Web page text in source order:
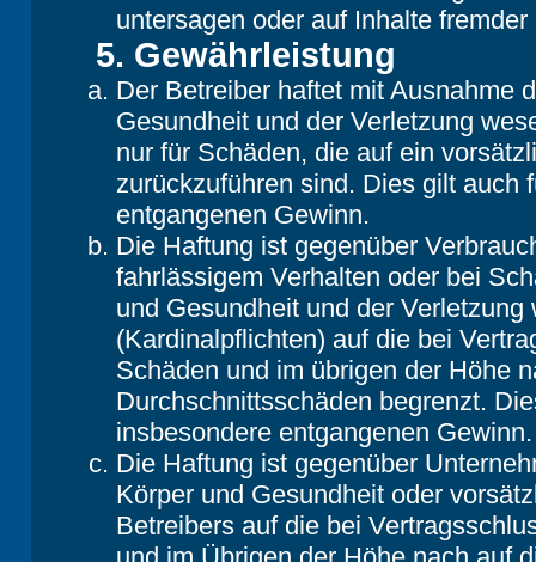
untersagen oder auf Inhalte
5. Gewährleistung
Der Betreiber haftet mit Ausnahme
Gesundheit und der Verletzung
nur für Schäden, die auf ein
zurückzuführen sind. Dies gilt auch
entgangenen Gewinn.
Die Haftung ist gegenüber
fahrlässigem Verhalten oder bei
und Gesundheit und der
(Kardinalpflichten) auf die bei
Schäden und im übrigen der Höhe
Durchschnittsschäden begrenzt.
insbesondere entgangenen Gewinn.
Die Haftung ist gegenüber
Körper und Gesundheit oder
Betreibers auf die bei